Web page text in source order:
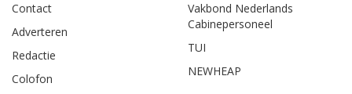
Contact
Adverteren
Redactie
Colofon
Vakbond Nederlands
Cabinepersoneel
TUI
NEWHEAP